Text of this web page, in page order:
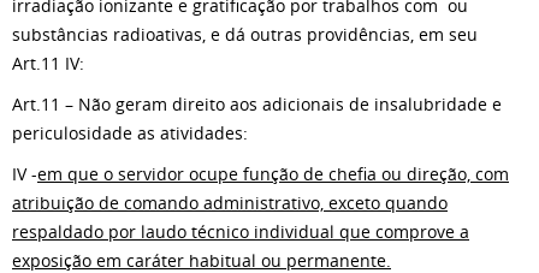
irradiação ionizante e gratificação por trabalhos com ou
substâncias radioativas, e dá outras providências, em seu
Art.11 IV:
Art.11 – Não geram direito aos adicionais de insalubridade e
periculosidade as atividades:
IV -em que o servidor ocupe função de chefia ou direção, com
atribuição de comando administrativo, exceto quando
respaldado por laudo técnico individual que comprove a
exposição em caráter habitual ou permanente.